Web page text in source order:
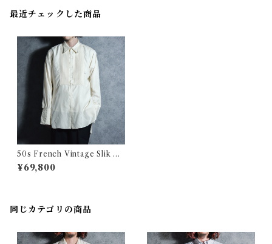
最近チェックした商品
50s French Vintage Slik Dr
ess Shirt Nino PARIS Fonta
ine フランス ヴィンテージ シ
¥69,800
同じカテゴリの商品